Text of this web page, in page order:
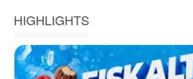
HIGHLIGHTS